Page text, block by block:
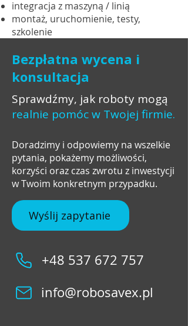
integracja z maszyną / linią
montaż, uruchomienie, testy,
szkolenie
Bezpłatna wycena i
konsultacja
Sprawdźmy, jak roboty mogą
realnie pomóc w Twojej firmie.
Doradzimy i odpowiemy na wszelkie
pytania, pokażemy możliwości,
korzyści oraz czas zwrotu z inwestycji
w Twoim konkretnym przypadku.
Wyślij zapytanie
+48 537 672 757
info@robosavex.pl